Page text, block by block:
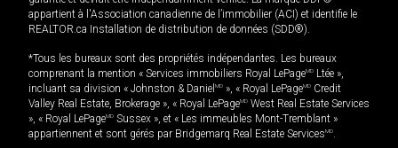
appartient à l'Association canadienne de l’immobilier (ACI) et identifie le
REALTOR.ca Installation de distribution de données (SDD®).
*Tous les bureaux sont des propriétés indépendantes. Les bureaux
comprenant la mention « Services immobiliers Royal LePageMD Ltée »,
incluant sa division « Johnston & Daniel MD », « Royal LePageMD Credit
Valley Real Estate, Brokerage », « Royal LePageMD West Real Estate Services
», « Royal LePageMD Sussex », et « Les immeubles Mont-Tremblant »
appartiennent et sont gérés par Bridgemarq Real Estate ServicesMD.